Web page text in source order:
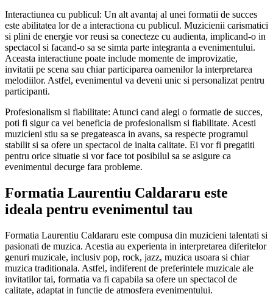
Interactiunea cu publicul: Un alt avantaj al unei formatii de succes
este abilitatea lor de a interactiona cu publicul. Muzicienii carismatici
si plini de energie vor reusi sa conecteze cu audienta, implicand-o in
spectacol si facand-o sa se simta parte integranta a evenimentului.
Aceasta interactiune poate include momente de improvizatie,
invitatii pe scena sau chiar participarea oamenilor la interpretarea
melodiilor. Astfel, evenimentul va deveni unic si personalizat pentru
participanti.
Profesionalism si fiabilitate: Atunci cand alegi o formatie de succes,
poti fi sigur ca vei beneficia de profesionalism si fiabilitate. Acesti
muzicieni stiu sa se pregateasca in avans, sa respecte programul
stabilit si sa ofere un spectacol de inalta calitate. Ei vor fi pregatiti
pentru orice situatie si vor face tot posibilul sa se asigure ca
evenimentul decurge fara probleme.
Formatia Laurentiu Caldararu este
ideala pentru evenimentul tau
Formatia Laurentiu Caldararu este compusa din muzicieni talentati si
pasionati de muzica. Acestia au experienta in interpretarea diferitelor
genuri muzicale, inclusiv pop, rock, jazz, muzica usoara si chiar
muzica traditionala. Astfel, indiferent de preferintele muzicale ale
invitatilor tai, formatia va fi capabila sa ofere un spectacol de
calitate, adaptat in functie de atmosfera evenimentului.